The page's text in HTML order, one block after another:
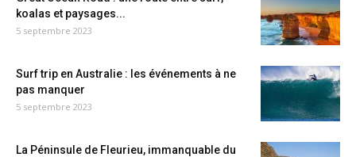
koalas et paysages...
5 septembre 2023
Surf trip en Australie : les événements à ne
pas manquer
5 septembre 2023
La Péninsule de Fleurieu, immanquable du